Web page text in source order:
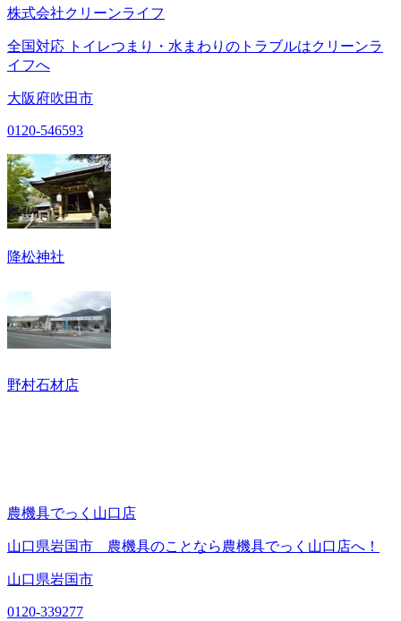
株式会社クリーンライフ
全国対応 トイレつまり・水まわりのトラブルはクリーンラ
イフへ
大阪府吹田市
0120-546593
降松神社
野村石材店
農機具でっく山口店
山口県岩国市 農機具のことなら農機具でっく山口店へ！
山口県岩国市
0120-339277